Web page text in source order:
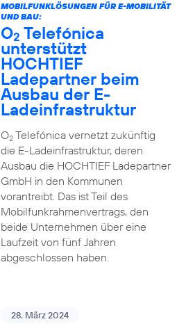
MOBILFUNKLÖSUNGEN FÜR E-MOBILITÄT
UND BAU:
O2 Telefónica
unterstützt
HOCHTIEF
Ladepartner beim
Ausbau der E-
Ladeinfrastruktur
O2Telefónica vernetzt zukünftig
die E-Ladeinfrastruktur, deren
Ausbau die HOCHTIEF Ladepartner
GmbH in den Kommunen
vorantreibt. Das ist Teil des
Mobilfunkrahmenvertrags, den
beide Unternehmen über eine
Laufzeit von fünf Jahren
abgeschlossen haben.
28. März 2024